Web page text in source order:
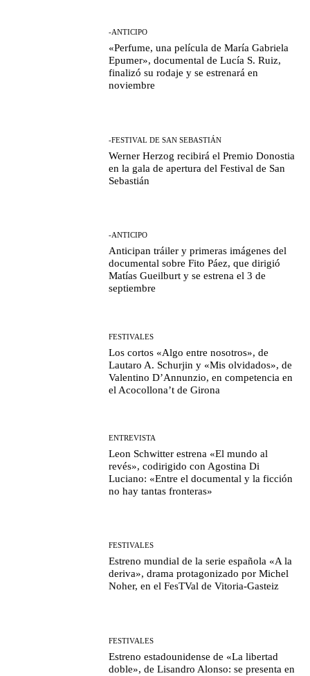
-ANTICIPO
«Perfume, una película de María Gabriela
Epumer», documental de Lucía S. Ruiz,
finalizó su rodaje y se estrenará en
noviembre
-FESTIVAL DE SAN SEBASTIÁN
Werner Herzog recibirá el Premio Donostia
en la gala de apertura del Festival de San
Sebastián
-ANTICIPO
Anticipan tráiler y primeras imágenes del
documental sobre Fito Páez, que dirigió
Matías Gueilburt y se estrena el 3 de
septiembre
FESTIVALES
Los cortos «Algo entre nosotros», de
Lautaro A. Schurjin y «Mis olvidados», de
Valentino D’Annunzio, en competencia en
el Acocollona’t de Girona
ENTREVISTA
Leon Schwitter estrena «El mundo al
revés», codirigido con Agostina Di
Luciano: «Entre el documental y la ficción
no hay tantas fronteras»
FESTIVALES
Estreno mundial de la serie española «A la
deriva», drama protagonizado por Michel
Noher, en el FesTVal de Vitoria-Gasteiz
FESTIVALES
Estreno estadounidense de «La libertad
doble», de Lisandro Alonso: se presenta en